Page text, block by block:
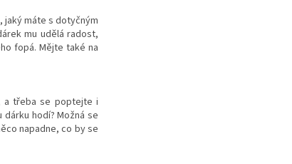
jaký máte s dotyčným
mu udělá radost,
fopá. Mějte také na
a třeba se poptejte i
hodí? Možná se
napadne, co by se